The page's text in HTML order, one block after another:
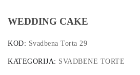
WEDDING CAKE
KOD: Svadbena Torta 29
KATEGORIJA: SVADBENE TORTE